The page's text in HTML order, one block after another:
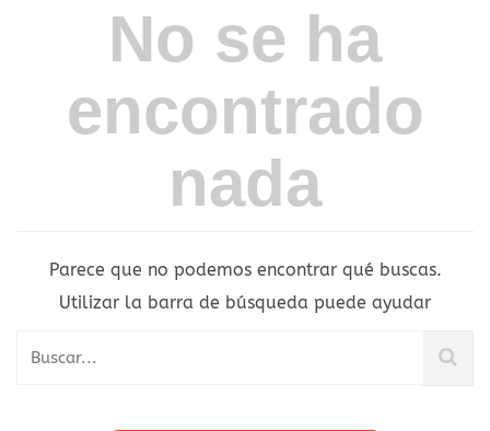
No se ha
encontrado
nada
Parece que no podemos encontrar qué buscas.
Utilizar la barra de búsqueda puede ayudar